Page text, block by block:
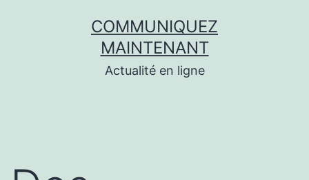
COMMUNIQUEZ
MAINTENANT
Actualité en ligne